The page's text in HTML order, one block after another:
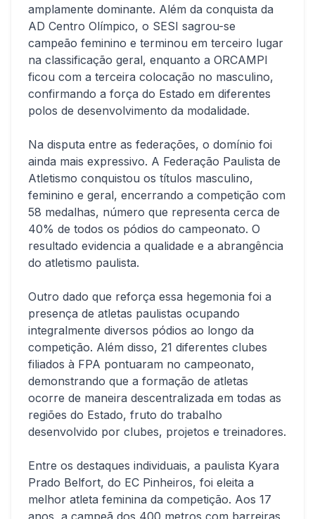
amplamente dominante. Além da conquista da
AD Centro Olímpico, o SESI sagrou-se
campeão feminino e terminou em terceiro lugar
na classificação geral, enquanto a ORCAMPI
ficou com a terceira colocação no masculino,
confirmando a força do Estado em diferentes
polos de desenvolvimento da modalidade.
Na disputa entre as federações, o domínio foi
ainda mais expressivo. A Federação Paulista de
Atletismo conquistou os títulos masculino,
feminino e geral, encerrando a competição com
58 medalhas, número que representa cerca de
40% de todos os pódios do campeonato. O
resultado evidencia a qualidade e a abrangência
do atletismo paulista.
Outro dado que reforça essa hegemonia foi a
presença de atletas paulistas ocupando
integralmente diversos pódios ao longo da
competição. Além disso, 21 diferentes clubes
filiados à FPA pontuaram no campeonato,
demonstrando que a formação de atletas
ocorre de maneira descentralizada em todas as
regiões do Estado, fruto do trabalho
desenvolvido por clubes, projetos e treinadores.
Entre os destaques individuais, a paulista Kyara
Prado Belfort, do EC Pinheiros, foi eleita a
melhor atleta feminina da competição. Aos 17
anos, a campeã dos 400 metros com barreiras